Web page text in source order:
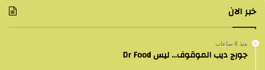
خبر الان
منذ 6 ساعات
جورج ديب الموقوف… ليس Dr Food